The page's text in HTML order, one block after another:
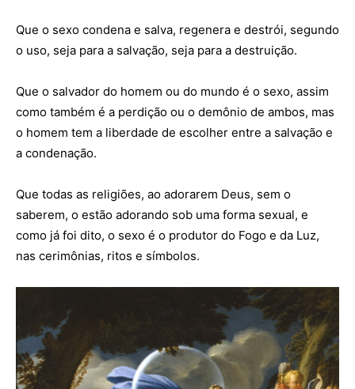
Que o sexo condena e salva, regenera e destrói, segundo
o uso, seja para a salvação, seja para a destruição.
Que o salvador do homem ou do mundo é o sexo, assim
como também é a perdição ou o demônio de ambos, mas
o homem tem a liberdade de escolher entre a salvação e
a condenação.
Que todas as religiões, ao adorarem Deus, sem o
saberem, o estão adorando sob uma forma sexual, e
como já foi dito, o sexo é o produtor do Fogo e da Luz,
nas cerimônias, ritos e símbolos.